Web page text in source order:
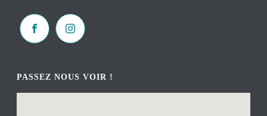
PASSEZ NOUS VOIR !